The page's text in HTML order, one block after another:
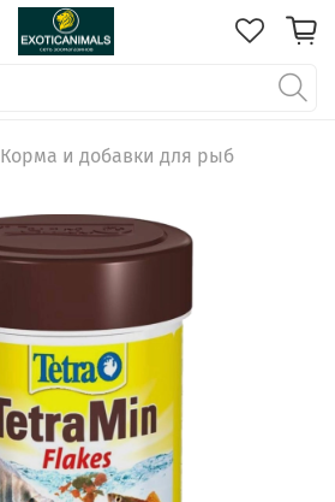
Корма и добавки для рыб